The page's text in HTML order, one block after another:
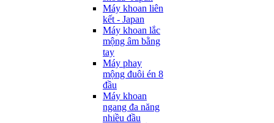
Máy khoan liên
kết - Japan
Máy khoan lắc
mộng âm bằng
tay
Máy phay
mộng đuôi én 8
đầu
Máy khoan
ngang đa năng
nhiều đầu